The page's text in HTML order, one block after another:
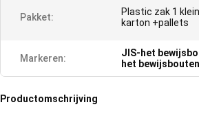
Pakket:
Plastic zak 1
karton +pallets
Markeren: JIS-het
het
Productomschrijving